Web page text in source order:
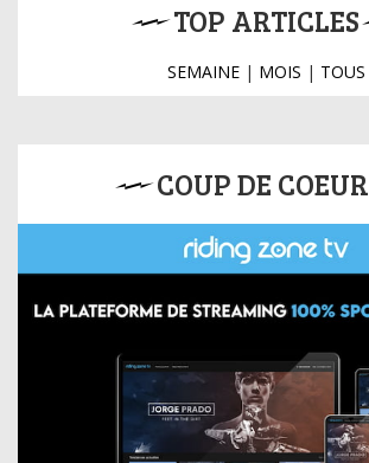
TOP ARTICLES
SEMAINE| MOIS | TOUS
COUP DE COEUR